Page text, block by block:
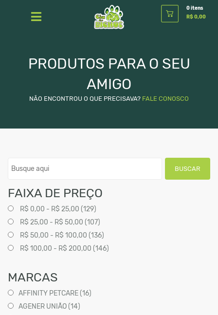
0 itens
R$ 0,00
PRODUTOS PARA O SEU
AMIGO
NÃO ENCONTROU O QUE PRECISAVA? FALE CONOSCO
BUSCAR
FAIXA DE PREÇO
R$ 0,00 - R$ 25,00 (129)
R$ 25,00 - R$ 50,00 (107)
R$ 50,00 - R$ 100,00 (136)
R$ 100,00 - R$ 200,00 (146)
MARCAS
AFFINITY PETCARE (16)
AGENER UNIÃO (14)